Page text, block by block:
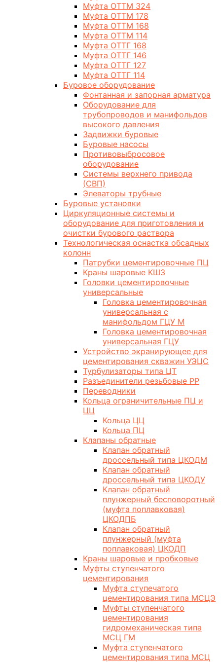
Муфта ОТТМ 324
Муфта ОТТМ 178
Муфта ОТТМ 168
Муфта ОТТМ 114
Муфта ОТТГ 168
Муфта ОТТГ 146
Муфта ОТТГ 127
Муфта ОТТГ 114
Буровое оборудование
Фонтанная и запорная арматура
Оборудование для
трубопроводов и манифольдов
высокого давления
Задвижки буровые
Буровые насосы
Противовыбросовое
оборудование
Системы верхнего привода
(СВП)
Элеваторы трубные
Буровые установки
Циркуляционные системы и
оборудование для приготовления и
очистки бурового раствора
Технологическая оснастка обсадных
колонн
Патрубки цементировочные ПЦ
Краны шаровые КШЗ
Головки цементировочные
универсальные
Головка цементировочная
универсальная с
манифольдом ГЦУ М
Головка цементировочная
универсальная ГЦУ
Устройство экранирующее для
цементирования скважин УЭЦС
Турбулизаторы типа ЦТ
Разъединители резьбовые РР
Переводники
Кольца ограничительные ПЦ и
ЦЦ
Кольца ЦЦ
Кольца ПЦ
Клапаны обратные
Клапан обратный
дроссельный типа ЦКОДМ
Клапан обратный
дроссельный типа ЦКОДУ
Клапан обратный
плунжерный бесповоротный
(муфта поплавковая)
ЦКОДПБ
Клапан обратный
плунжерный (муфта
поплавковая) ЦКОДП
Краны шаровые и пробковые
Муфты ступенчатого
цементирования
Муфта ступечатого
цементирования типа МСЦЭ
Муфты ступенчатого
цементирования
гидромеханическая типа
МСЦ ГМ
Муфта ступенчатого
цементирования типа МСЦ